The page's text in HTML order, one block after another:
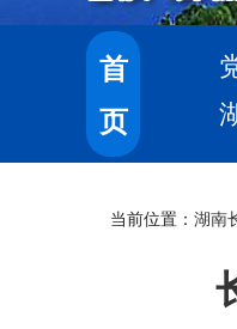
首
页
当前位置： 湖南